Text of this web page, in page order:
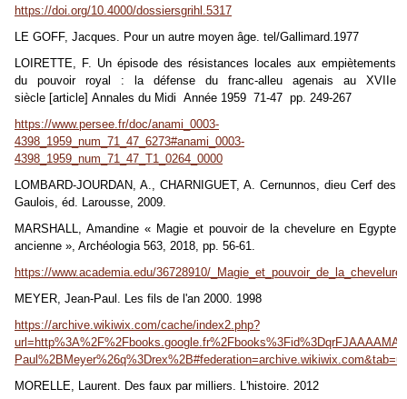
https://doi.org/10.4000/dossiersgrihl.5317
LE GOFF, Jacques. Pour un autre moyen âge. tel/Gallimard.1977
LOIRETTE, F. Un épisode des résistances locales aux empiètements
du pouvoir royal : la défense du franc-alleu agenais au XVIIe
siècle [article] Annales du Midi Année 1959 71-47 pp. 249-267
https://www.persee.fr/doc/anami_0003-
4398_1959_num_71_47_6273#anami_0003-
4398_1959_num_71_47_T1_0264_0000
LOMBARD-JOURDAN, A., CHARNIGUET, A. Cernunnos, dieu Cerf des
Gaulois, éd. Larousse, 2009.
MARSHALL, Amandine « Magie et pouvoir de la chevelure en Egypte
ancienne », Archéologia 563, 2018, pp. 56-61.
https://www.academia.edu/36728910/
MEYER, Jean-Paul. Les fils de l'an 2000. 1998
https://archive.wikiwix.com/cache/index2.php?
MORELLE, Laurent. Des faux par milliers. L'histoire. 2012